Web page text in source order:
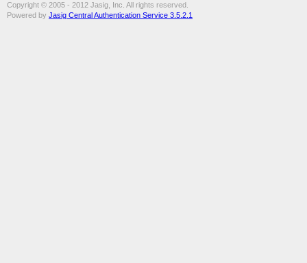
Copyright © 2005 - 2012 Jasig, Inc. All rights reserved.
Powered by Jasig Central Authentication Service 3.5.2.1